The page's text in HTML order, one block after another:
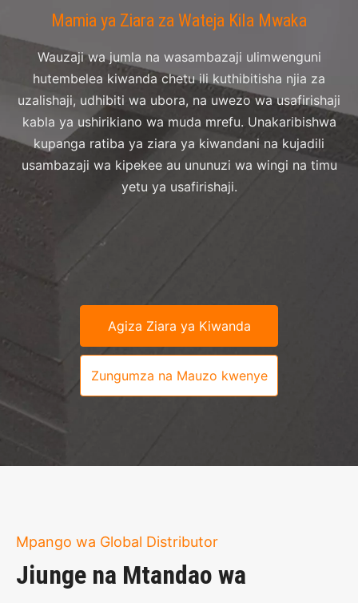
Mamia ya Ziara za Wateja Kila Mwaka
Wauzaji wa jumla na wasambazaji ulimwenguni
hutembelea kiwanda chetu ili kuthibitisha njia za
uzalishaji, udhibiti wa ubora, na uwezo wa usafirishaji
kabla ya ushirikiano wa muda mrefu. Unakaribishwa
kupanga ratiba ya ziara ya kiwandani na kujadili
usambazaji wa kipekee au ununuzi wa wingi na timu
yetu ya usafirishaji.
Agiza Ziara ya Kiwanda
Zungumza na Mauzo kwenye
Mpango wa Global Distributor
Jiunge na Mtandao wa